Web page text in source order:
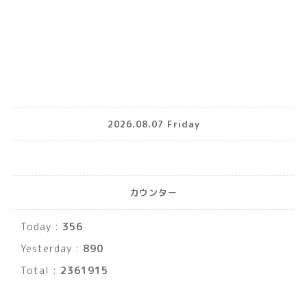
2026.08.07 Friday
カウンター
Today : 356
Yesterday : 890
Total : 2361915